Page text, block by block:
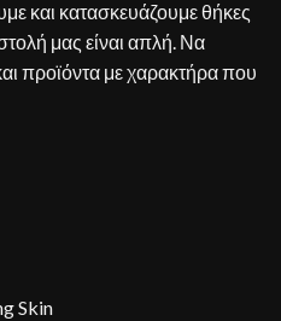
και κατασκευάζουμε θήκες
μας είναι απλή. Να
προϊόντα με χαρακτήρα που
Skin